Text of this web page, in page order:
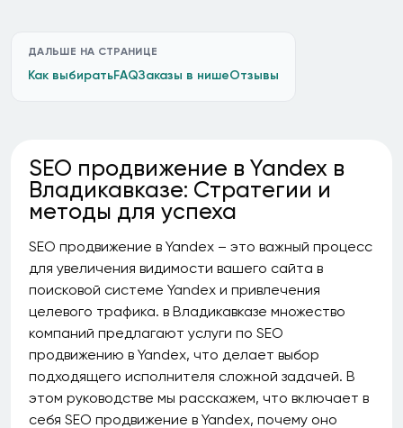
ДАЛЬШЕ НА СТРАНИЦЕ
Как выбиратьFAQЗаказы в нишеОтзывы
SEO продвижение в Yandex в
Владикавказе: Стратегии и
методы для успеха
SEO продвижение в Yandex – это важный процесс
для увеличения видимости вашего сайта в
поисковой системе Yandex и привлечения
целевого трафика. в Владикавказе множество
компаний предлагают услуги по SEO
продвижению в Yandex, что делает выбор
подходящего исполнителя сложной задачей. В
этом руководстве мы расскажем, что включает в
себя SEO продвижение в Yandex, почему оно